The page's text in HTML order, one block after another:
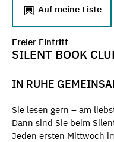
Auf meine Liste
Freier Eintritt
SILENT BOOK
IN RUHE
Sie lesen gern – am
Dann sind Sie beim
Jeden ersten Mittwoch